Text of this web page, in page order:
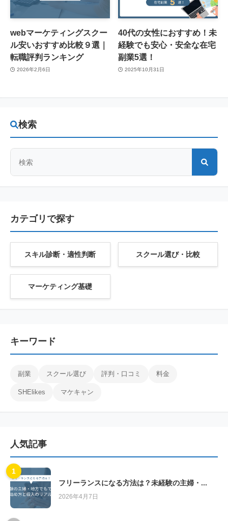
webマーケティングスクー
ル安いおすすめ比較９選｜
転職評判ランキング
2026年2月6日
40代の女性におすすめ！未
経験でも安心・安全な在宅
副業5選！
2025年10月31日
検索
カテゴリで探す
スキル診断・適性判断 スクール選び・比較
マーケティング基礎
キーワード
副業 スクール選び 評判・口コミ 料金
SHElikes マケキャン
人気記事
1
フリーランスになる方法は？未経験の主婦・...
2026年4月7日